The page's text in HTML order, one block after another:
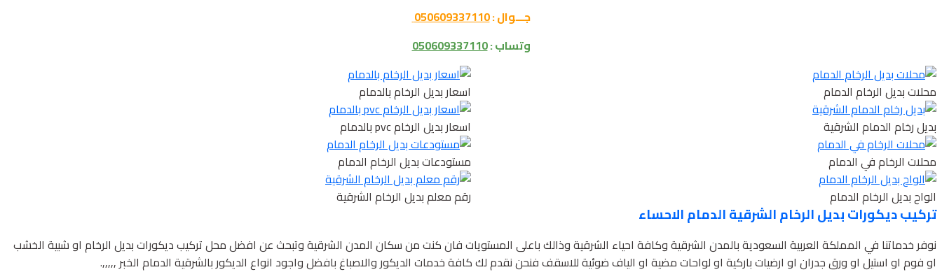
جـــوال :050609337110
وتساب :050609337110
محلات بديل الرخام الدمام
اسعار بديل الرخام بالدمام
بديل رخام الدمام الشرقية
اسعار بديل الرخام pvc بالدمام
محلات الرخام في الدمام
مستودعات بديل الرخام الدمام
الواح بديل الرخام الدمام
رقم معلم بديل الرخام الشرقية
تركيب ديكورات بديل الرخام الشرقية الدمام الاحساء
نوفر خدماتنا في المملكة العربية السعودية بالمدن الشرقية وكافة احياء الشرقية وذالك باعلى المستويات فان كنت من سكان المدن الشرقية وتبحث عن افضل محل تركيب ديكورات بديل الرخام او شبية الخشب
او فوم او استيل او ورق جدران او ارضيات باركية او لواحات مضية او الياف ضوئية للاسقف فنحن نقدم لك كافة خدمات الديكور والاصباغ بافضل واجود انواع الديكور بالشرقية الدمام الخبر ,,,,,.